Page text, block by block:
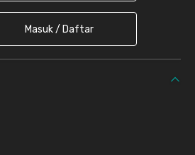
Masuk / Daftar